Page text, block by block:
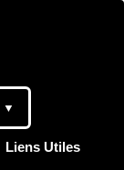
▼
Liens Utiles